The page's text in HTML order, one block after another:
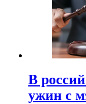
В
ужин с